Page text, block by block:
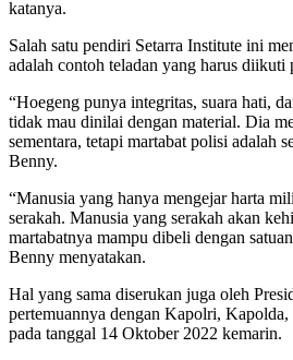
katanya.
Salah satu pendiri Setarra Institute ini
adalah contoh teladan yang harus diikuti
“Hoegeng punya integritas, suara hati,
tidak mau dinilai dengan material. Dia
sementara, tetapi martabat polisi adalah
Benny.
“Manusia yang hanya mengejar harta
serakah. Manusia yang serakah akan
martabatnya mampu dibeli dengan
Benny menyatakan.
Hal yang sama diserukan juga oleh
pertemuannya dengan Kapolri, Kapolda,
pada tanggal 14 Oktober 2022 kemarin.